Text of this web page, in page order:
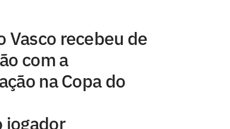
Vasco recebeu de
com a
na Copa do
jogador